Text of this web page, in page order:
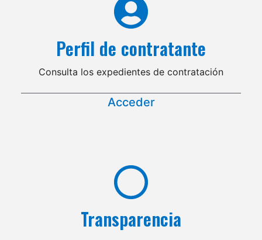
Perfil de contratante
Consulta los expedientes de contratación
Acceder
Transparencia